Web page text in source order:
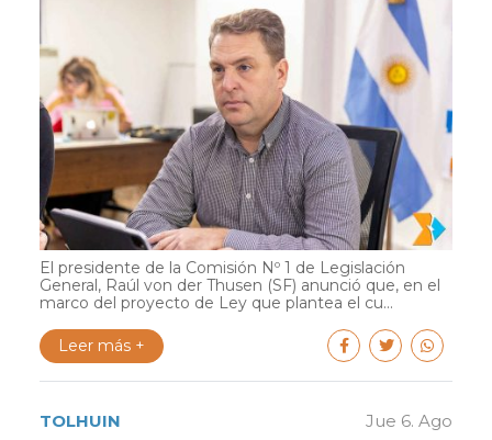
El presidente de la Comisión Nº 1 de Legislación
General, Raúl von der Thusen (SF) anunció que, en el
marco del proyecto de Ley que plantea el cu...
Leer más +
TOLHUIN Jue 6. Ago